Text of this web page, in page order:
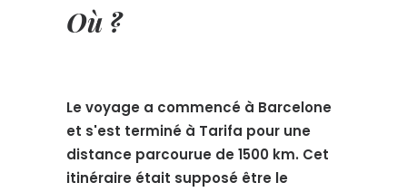
Où ?
Le voyage a commencé à Barcelone
et s'est terminé à Tarifa pour une
distance parcourue de 1500 km. Cet
itinéraire était supposé être le